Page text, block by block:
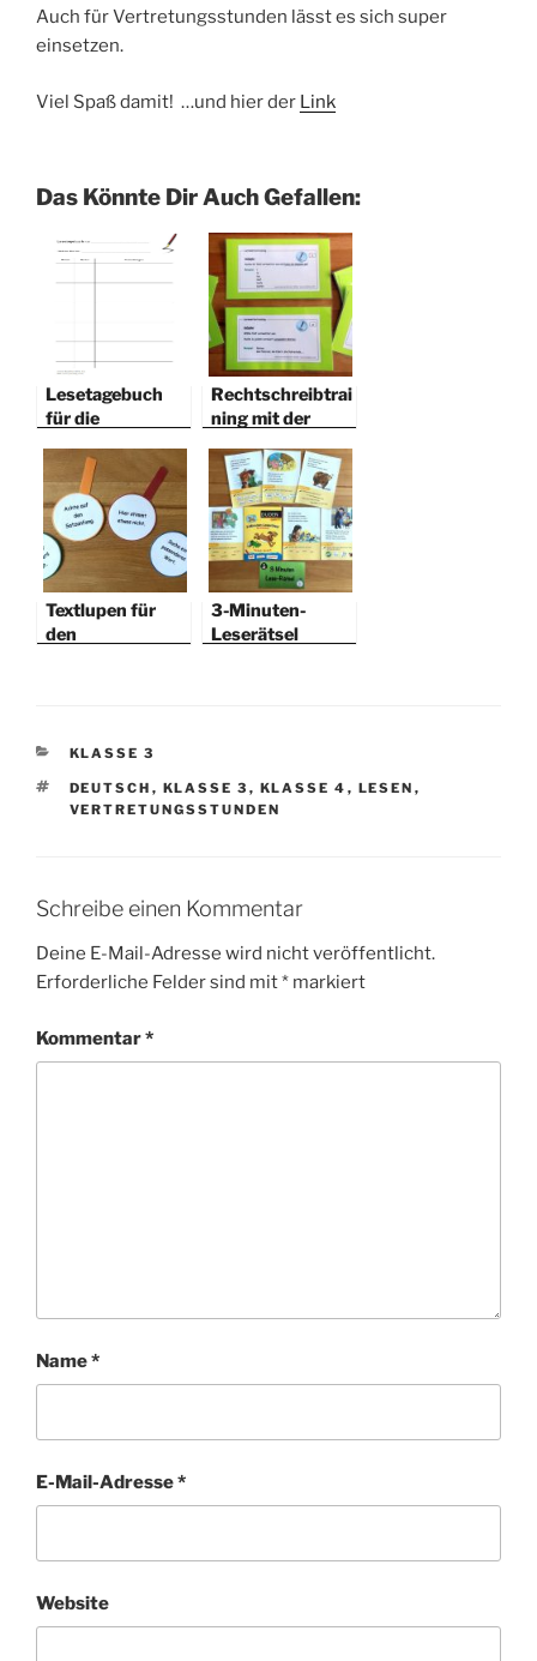
Auch für Vertretungsstunden lässt es sich super
einsetzen.
Viel Spaß damit! …und hier der Link
Das Könnte Dir Auch Gefallen:
Lesetagebuch
für die
Rechtschreibtrai
ning mit der
Textlupen für
den
3-Minuten-
Leserätsel
KATEGORIEN
KLASSE 3
SCHLAGWÖRTER
DEUTSCH , KLASSE 3 , KLASSE 4 , LESEN ,
VERTRETUNGSSTUNDEN
Schreibe einen Kommentar
Deine E-Mail-Adresse wird nicht veröffentlicht.
Erforderliche Felder sind mit* markiert
Kommentar*
Name*
E-Mail-Adresse*
Website